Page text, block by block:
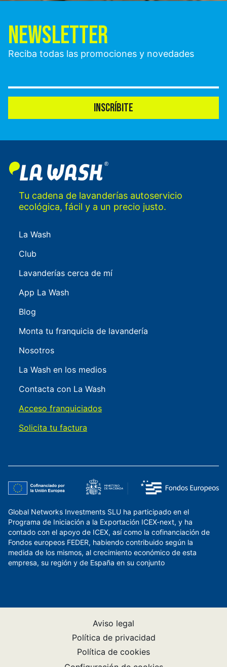
NEWSLETTER
Reciba todas las promociones y novedades
INSCRÍBITE
Tu cadena de lavanderías autoservicio
ecológica, fácil y a un precio justo.
La Wash
Club
Lavanderías cerca de mí
App La Wash
Blog
Monta tu franquicia de lavandería
Nosotros
La Wash en los medios
Contacta con La Wash
Acceso franquiciados
Solicita tu factura
Global Networks Investments SLU ha participado en el
Programa de Iniciación a la Exportación ICEX-next, y ha
contado con el apoyo de ICEX, así como la cofinanciación de
Fondos europeos FEDER, habiendo contribuido según la
medida de los mismos, al crecimiento económico de esta
empresa, su región y de España en su conjunto
Aviso legal
Política de privacidad
Política de cookies